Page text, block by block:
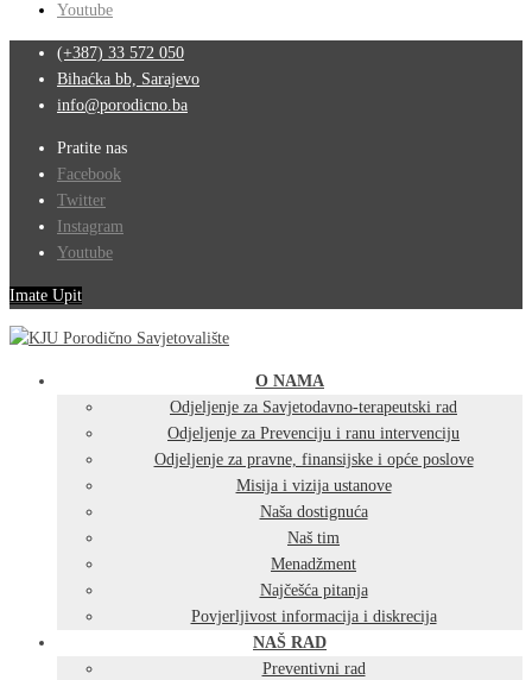
Youtube
(+387) 33 572 050
Bihaćka bb, Sarajevo
info@porodicno.ba
Pratite nas
Facebook
Twitter
Instagram
Youtube
Imate Upit
O NAMA
Odjeljenje za Savjetodavno-terapeutski rad
Odjeljenje za Prevenciju i ranu intervenciju
Odjeljenje za pravne, finansijske i opće poslove
Misija i vizija ustanove
Naša dostignuća
Naš tim
Menadžment
Najčešća pitanja
Povjerljivost informacija i diskrecija
NAŠ RAD
Preventivni rad